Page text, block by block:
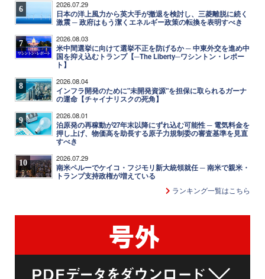
6 2026.07.29
日本の洋上風力から英大手が撤退を検討し、三菱離脱に続く
激震 ─ 政府はもう潔くエネルギー政策の転換を表明すべき
7 2026.08.03
米中間選挙に向けて選挙不正を防げるか ─ 中東外交を進め中
国を抑え込むトランプ【─The Liberty─ワシントン・レポー
ト】
8 2026.08.04
インフラ開発のために"未開発資源"を担保に取られるガーナ
の運命【チャイナリスクの死角】
9 2026.08.01
泊原発の再稼動が27年末以降にずれ込む可能性 ─ 電気料金を
押し上げ、物価高を助長する原子力規制委の審査基準を見直
すべき
10 2026.07.29
南米ペルーでケイコ・フジモリ新大統領就任 ─ 南米で親米・
トランプ支持政権が増えている
ランキング一覧はこちら